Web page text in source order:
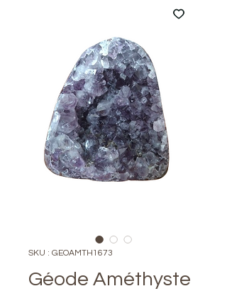
SKU : GEOAMTH1673
Géode Améthyste